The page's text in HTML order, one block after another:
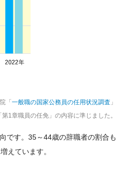
「 一般職の国家公務員の任用状況調査 」
1章職員の任免」の内容に準じました。
です。35～44歳の辞職者の割合も
えています。